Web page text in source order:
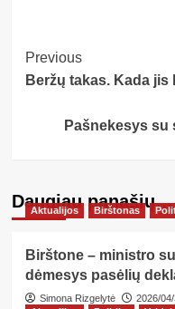
Post
Navigation
Previous
Beržų takas. Kada jis
Pašnekesys su
Daugiau panašių…
Aktualijos Birštonas
Birštone – ministro
dėmesys pasėlių
Simona Rizgelytė
2026/